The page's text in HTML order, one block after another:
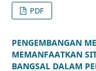
PDF
PENGEMBANGAN
MEMANFAATKAN
BANGSAL DALAM